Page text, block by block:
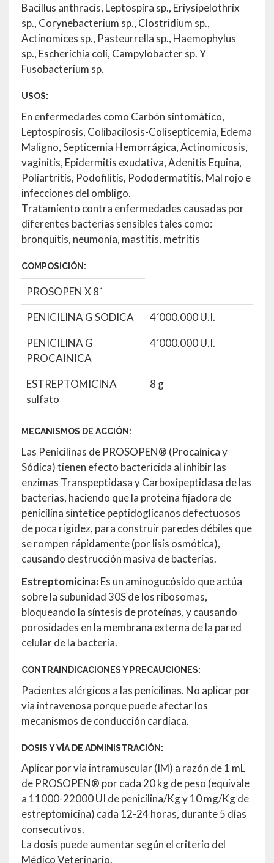
Bacillus anthracis, Leptospira sp., Eriysipelothrix
sp., Corynebacterium sp., Clostridium sp.,
Actinomices sp., Pasteurrella sp., Haemophylus
sp., Escherichia coli, Campylobacter sp. Y
Fusobacterium sp.
USOS:
En enfermedades como Carbón sintomático,
Leptospirosis, Colibacilosis-Colisepticemia, Edema
Maligno, Septicemia Hemorrágica, Actinomicosis,
vaginitis, Epidermitis exudativa, Adenitis Equina,
Poliartritis, Podofilitis, Pododermatitis, Mal rojo e
infecciones del ombligo.
Tratamiento contra enfermedades causadas por
diferentes bacterias sensibles tales como:
bronquitis, neumonía, mastitis, metritis
COMPOSICIÓN:
PROSOPEN X 8´
PENICILINA G SODICA
4´000.000 U.I.
PENICILINA G
PROCAINICA
4´000.000 U.I.
ESTREPTOMICINA
sulfato
8 g
MECANISMOS DE ACCIÓN:
Las Penicilinas de PROSOPEN® (Procaínica y
Sódica) tienen efecto bactericida al inhibir las
enzimas Transpeptidasa y Carboxipeptidasa de las
bacterias, haciendo que la proteína fijadora de
penicilina sintetice peptidoglicanos defectuosos
de poca rigidez, para construir paredes débiles que
se rompen rápidamente (por lisis osmótica),
causando destrucción masiva de bacterias.
Estreptomicina:Es un aminogucósido que actúa
sobre la subunidad 30S de los ribosomas,
bloqueando la síntesis de proteínas, y causando
porosidades en la membrana externa de la pared
celular de la bacteria.
CONTRAINDICACIONES Y PRECAUCIONES:
Pacientes alérgicos a las penicilinas. No aplicar por
vía intravenosa porque puede afectar los
mecanismos de conducción cardiaca.
DOSIS Y VÍA DE ADMINISTRACIÓN:
Aplicar por vía intramuscular (IM) a razón de 1 mL
de PROSOPEN® por cada 20 kg de peso (equivale
a 11000-22000 UI de penicilina/Kg y 10 mg/Kg de
estreptomicina) cada 12-24 horas, durante 5 días
consecutivos.
La dosis puede aumentar según el criterio del
Médico Veterinario.